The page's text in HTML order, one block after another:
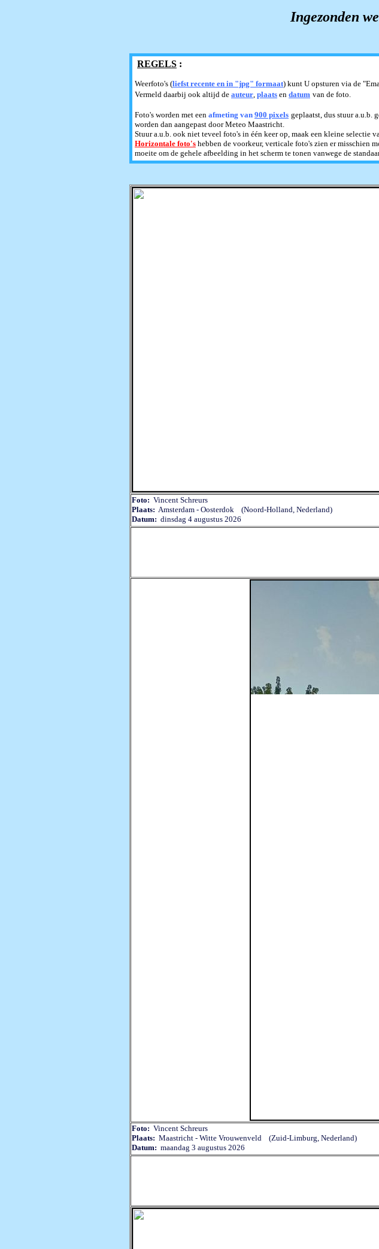
Ingezonden
REGELS :
Weerfoto's (liefst recente en in "jpg" formaat) kunt U opsturen via de
Vermeld daarbij ook altijd de auteur, plaats en datum van de foto.
Foto's worden met een afmeting van 900 pixels geplaatst, dus stuur a.u.b.
worden dan aangepast door Meteo Maastricht.
Stuur a.u.b. ook niet teveel foto's in één keer op, maak een kleine selectie
Horizontale foto's hebben de voorkeur, verticale foto's zien er misschien
moeite om de gehele afbeelding in het scherm te tonen vanwege de
Foto: Vincent Schreurs
Plaats: Amsterdam - Oosterdok (Noord-Holland, Nederland)
Datum: dinsdag 4 augustus 2026
Foto: Vincent Schreurs
Plaats: Maastricht - Witte Vrouwenveld (Zuid-Limburg, Nederland)
Datum: maandag 3 augustus 2026